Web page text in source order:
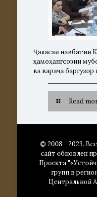
Ҷаласаи навбатии
ҳамоҳангсозии
ва вараҷа баргузор
Read
© 2008 - 2023.
сайт обновлен
Проекта
групп в
Центральной